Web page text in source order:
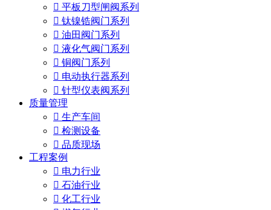
 平板刀型闸阀系列
 钛镍锆阀门系列
 油田阀门系列
 液化气阀门系列
 铜阀门系列
 电动执行器系列
 针型仪表阀系列
质量管理
 生产车间
 检测设备
 品质现场
工程案例
 电力行业
 石油行业
 化工行业